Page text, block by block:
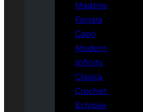
Madeira
Ferrara
Capri
Modern
Infinity
Clásica
Crochet
Eclypse